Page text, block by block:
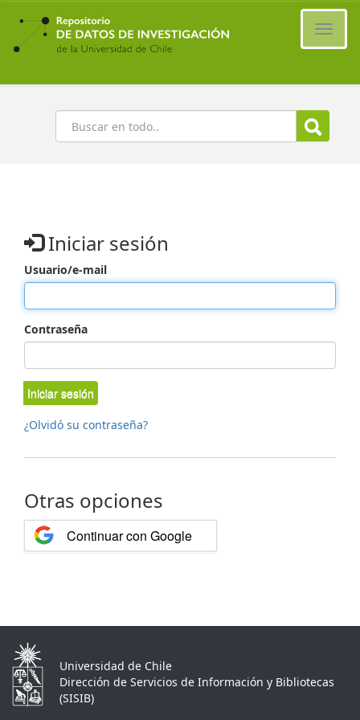
Ir
contenido
principal
Buscar
Iniciar sesión
Usuario/e-mail
Contraseña
Iniciar sesión
¿Olvidó su contraseña?
Otras opciones
Continuar con Google
Universidad de Chile
Dirección de Servicios de Información y Bibliotecas
(SISIB)